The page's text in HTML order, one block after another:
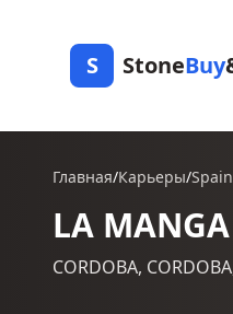
S StoneBuy
Главная/Карьеры/Spain
LA MANGA
CORDOBA,